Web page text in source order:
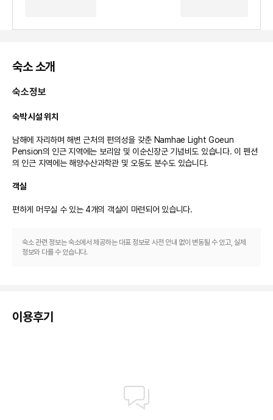
숙소 소개
숙소정보
숙박 시설 위치
남해에 자리하며 해변 근처의 편의성을 갖춘 Namhae Light Goeun
Pension의 인근 지역에는 보리암 및 이순신장군 기념비도 있습니다. 이 펜션
의 인근 지역에는 해양수산과학관 및 오동도 분수도 있습니다.
객실
편하게 머무실 수 있는 4개의 객실이 마련되어 있습니다.
숙소 관련 정보는 숙소에서 제공하는 대표 정보로 사전 안내 없이 변동될 수 있고, 실제
정보와 다를 수 있습니다.
이용후기